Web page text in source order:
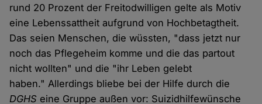
rund 20 Prozent der Freitodwilligen gelte als Motiv
eine Lebenssattheit aufgrund von Hochbetagtheit.
Das seien Menschen, die wüssten, "dass jetzt nur
noch das Pflegeheim komme und die das partout
nicht wollten" und die "ihr Leben gelebt
haben." Allerdings bliebe bei der Hilfe durch die
DGHS eine Gruppe außen vor: Suizidhilfewünsche